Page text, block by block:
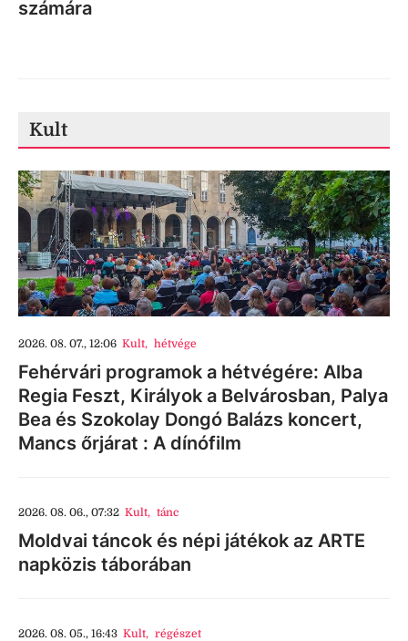
számára
Kult
2026. 08. 07., 12:06 Kult, hétvége
Fehérvári programok a hétvégére: Alba
Regia Feszt, Királyok a Belvárosban, Palya
Bea és Szokolay Dongó Balázs koncert,
Mancs őrjárat : A dínófilm
2026. 08. 06., 07:32 Kult, tánc
Moldvai táncok és népi játékok az ARTE
napközis táborában
2026. 08. 05., 16:43 Kult, régészet